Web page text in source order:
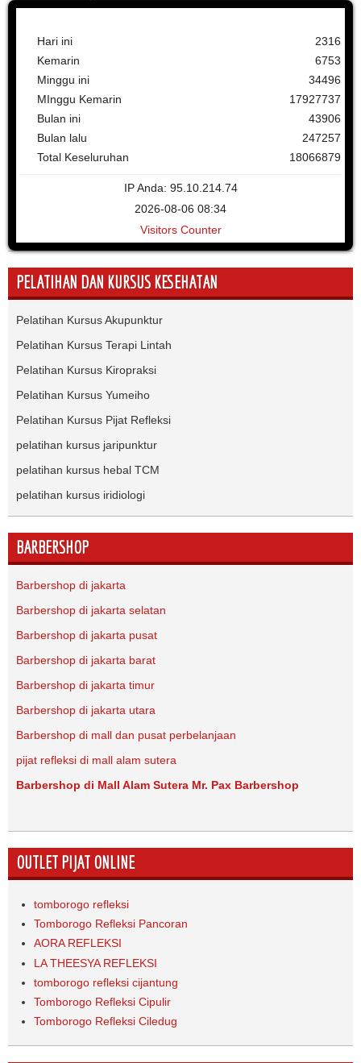
Hari ini
Kemarin
Minggu ini
MInggu Kemarin
Bulan ini
Bulan lalu
Total Keseluruhan
2316
6753
34496
17927737
43906
247257
18066879
IP Anda: 95.10.214.74
2026-08-06 08:34
Visitors Counter
PELATIHAN DAN KURSUS KESEHATAN
Pelatihan Kursus Akupunktur
Pelatihan Kursus Terapi Lintah
Pelatihan Kursus Kiropraksi
Pelatihan Kursus Yumeiho
Pelatihan Kursus Pijat Refleksi
pelatihan kursus jaripunktur
pelatihan kursus hebal TCM
pelatihan kursus iridiologi
BARBERSHOP
Barbershop di jakarta
Barbershop di jakarta selatan
Barbershop di jakarta pusat
Barbershop di jakarta barat
Barbershop di jakarta timur
Barbershop di jakarta utara
Barbershop di mall dan pusat perbelanjaan
pijat refleksi di mall alam sutera
Barbershop di Mall Alam Sutera Mr. Pax Barbershop
OUTLET PIJAT ONLINE
tomborogo refleksi
Tomborogo Refleksi Pancoran
AORA REFLEKSI
LA THEESYA REFLEKSI
tomborogo refleksi cijantung
Tomborogo Refleksi Cipulir
Tomborogo Refleksi Ciledug